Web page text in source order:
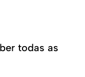
todas as